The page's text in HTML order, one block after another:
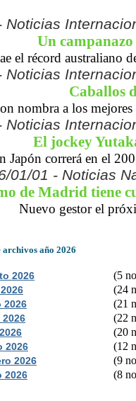
Noticias
Un
el récord australiano
Noticias
Caballos
nombra a los
Noticias
El jockey
Japón correrá en el
01/01 - Noticias
de Madrid tiene
Nuevo gestor el
archivos año 2026
2026 (5
(24
2026 (21
2026 (22
(20
2026 (12
2026 (9
2026 (8